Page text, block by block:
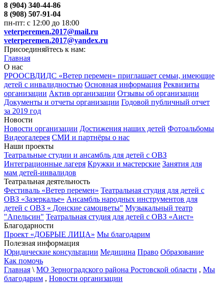
8 (904) 340-44-86
8 (908) 507-91-04
пн-пт: с 12:00 до 18:00
veterperemen.2017@mail.ru
veterperemen.2017@yandex.ru
Присоединяйтесь к нам:
Главная
О нас
РРООСВДИДС «Ветер перемен» приглашает семьи, имеющие
детей с инвалидностью Основная информация Реквизиты
организации Актив организации Отзывы об организации
Документы и отчеты организации Годовой публичный отчет
за 2019 год
Новости
Новости организации Достижения наших детей Фотоальбомы
Видеогалерея СМИ и партнёры о нас
Наши проекты
Театральные студии и ансамбль для детей с ОВЗ
Интеграционные лагеря Кружки и мастерские Занятия для
мам детей-инвалидов
Театральная деятельность
Фестиваль «Ветер перемен» Театральная студия для детей с
ОВЗ «Зазеркалье» Ансамбль народных инструментов для
детей с ОВЗ « Донские самоцветы" Музыкальный театр
"Апельсин" Театральная студия для детей с ОВЗ «Аист»
Благодарности
Проект «ДОБРЫЕ ЛИЦА» Мы благодарим
Полезная информация
Юридические консультации Медицина Право Образование
Как помочь
Главная \ МО Зерноградского района Ростовской области , Мы
благодарим , Новости организации